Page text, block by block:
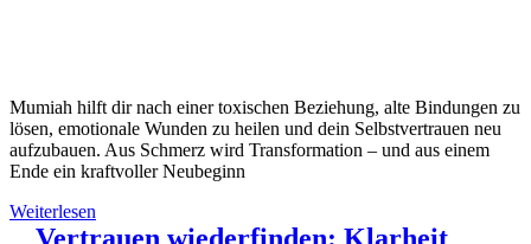
Mumiah hilft dir nach einer toxischen Beziehung, alte Bindungen zu
lösen, emotionale Wunden zu heilen und dein Selbstvertrauen neu
aufzubauen. Aus Schmerz wird Transformation – und aus einem
Ende ein kraftvoller Neubeginn
Weiterlesen